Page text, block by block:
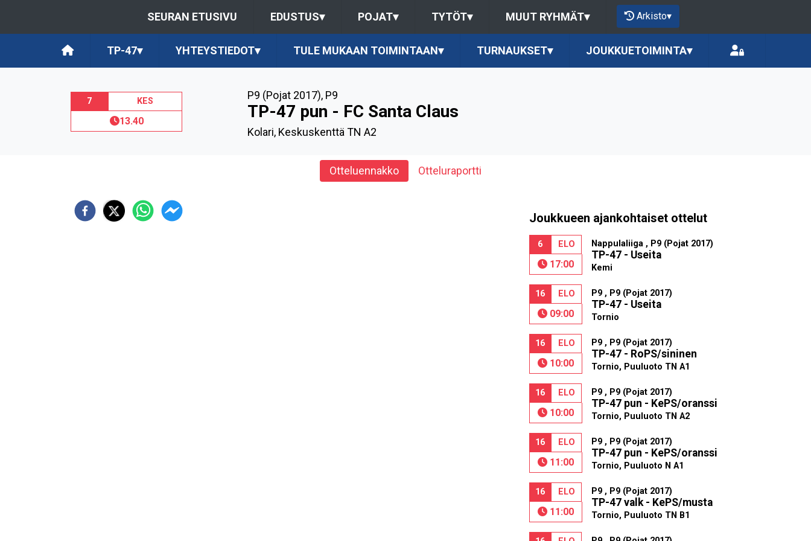
SEURAN ETUSIVU EDUSTUS▾ POJAT▾ TYTÖT▾ MUUT RYHMÄT▾ Arkisto▾
TP-47▾ YHTEYSTIEDOT▾ TULE MUKAAN TOIMINTAAN▾ TURNAUKSET▾ JOUKKUETOIMINTA▾
7 KES
13.40
P9 (Pojat 2017), P9
TP-47 pun - FC Santa Claus
Kolari, Keskuskenttä TN A2
Otteluennakko Otteluraportti
Joukkueen ajankohtaiset ottelut
6 ELO
17:00
Nappulaliiga , P9 (Pojat 2017)
TP-47 - Useita
Kemi
16 ELO
09:00
P9 , P9 (Pojat 2017)
TP-47 - Useita
Tornio
16 ELO
10:00
P9 , P9 (Pojat 2017)
TP-47 - RoPS/sininen
Tornio, Puuluoto TN A1
16 ELO
10:00
P9 , P9 (Pojat 2017)
TP-47 pun - KePS/oranssi
Tornio, Puuluoto TN A2
16 ELO
11:00
P9 , P9 (Pojat 2017)
TP-47 pun - KePS/oranssi
Tornio, Puuluoto N A1
16 ELO
11:00
P9 , P9 (Pojat 2017)
TP-47 valk - KePS/musta
Tornio, Puuluoto TN B1